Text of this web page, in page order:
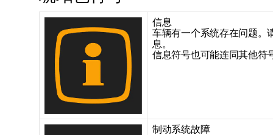
信息
车辆有一个系统存在问题。
息。
信息符号也可能连同其他符
制动系统故障